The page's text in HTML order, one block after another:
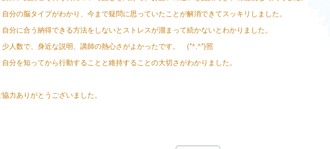
自分の脳タイプがわかり、今まで疑問に思っていたことが解消できてスッキリしました。
自分に合う納得できる方法をしないとストレスが溜まって続かないとわかりました。
少人数で、身近な説明、講師の熱心さがよかったです。 (*^.^*)照
自分を知ってから行動することと維持することの大切さがわかりました。
協力ありがとうございました。